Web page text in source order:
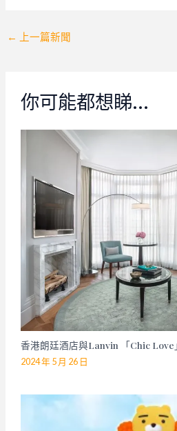
Post
← 上一篇新聞
你可能都想睇…
香港朗廷酒店與Lanvin 「Chic Love
2024 年 5 月 26 日